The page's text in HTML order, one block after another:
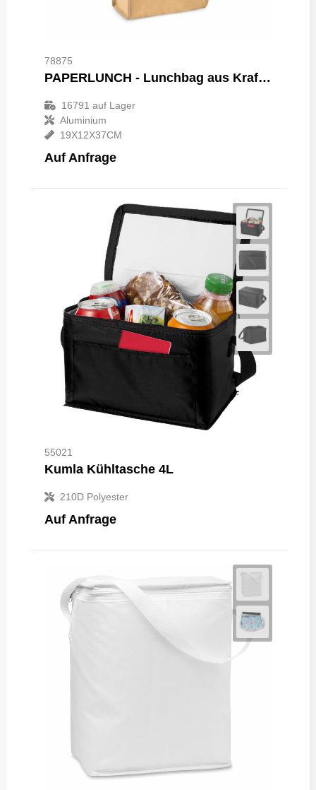
78875
PAPERLUNCH - Lunchbag aus Kraftpapier 3l
16791 auf Lager
Aluminium
19X12X37CM
Auf Anfrage
55021
Kumla Kühltasche 4L
210D Polyester
Auf Anfrage